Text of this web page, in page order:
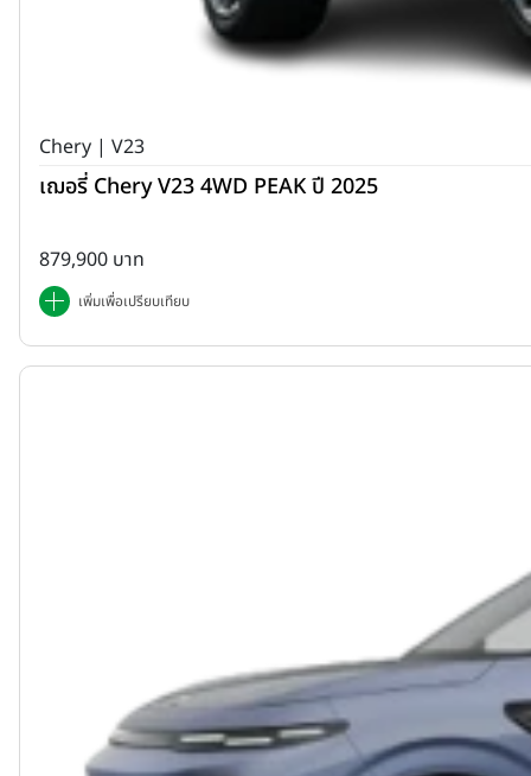
Chery | V23
เฌอรี่ Chery V23 4WD PEAK ปี 2025
879,900 บาท
เพิ่มเพื่อเปรียบเทียบ